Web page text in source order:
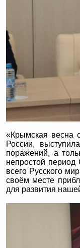
«Крымская весна
России,
поражений, а
непростой
всего Русского
своём месте
для развития